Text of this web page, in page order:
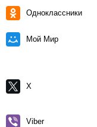
Одноклассники
Мой Мир
X
Viber